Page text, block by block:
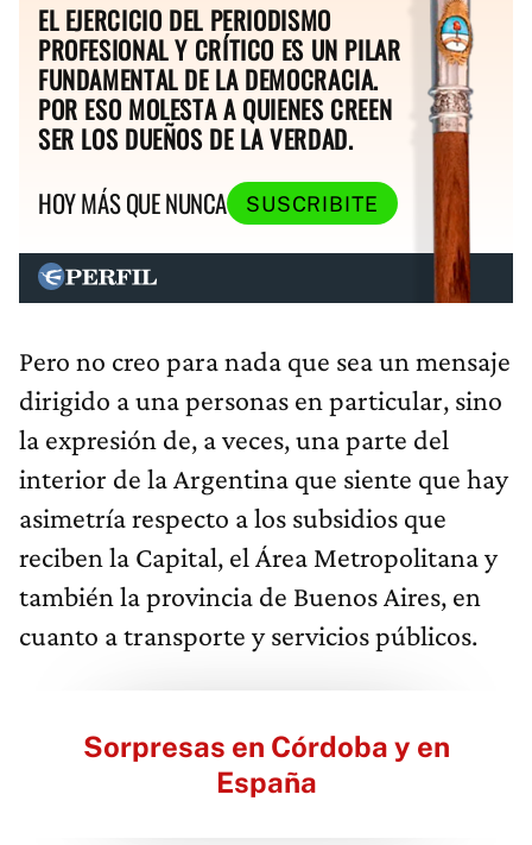
EL EJERCICIO DEL PERIODISMO
PROFESIONAL Y CRÍTICO ES UN PILAR
FUNDAMENTAL DE LA DEMOCRACIA.
POR ESO MOLESTA A QUIENES CREEN
SER LOS DUEÑOS DE LA VERDAD.
HOY MÁS QUE NUNCA
SUSCRIBITE
Pero no creo para nada que sea un mensaje
dirigido a una personas en particular, sino
la expresión de, a veces, una parte del
interior de la Argentina que siente que hay
asimetría respecto a los subsidios que
reciben la Capital, el Área Metropolitana y
también la provincia de Buenos Aires, en
cuanto a transporte y servicios públicos.
Sorpresas en Córdoba y en
España